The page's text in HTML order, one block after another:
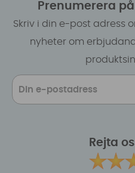
Prenumerera
Skriv i din e-post adress
nyheter om
Rejta